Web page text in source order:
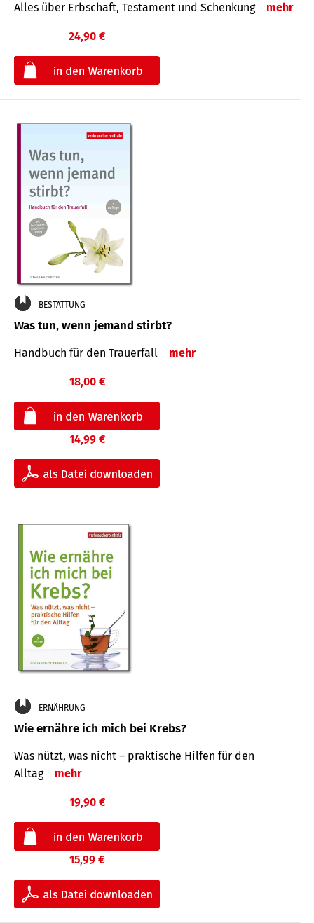
Alles über Erbschaft, Testament und Schenkung mehr
24,90 €
BESTATTUNG
Was tun, wenn jemand stirbt?
Handbuch für den Trauerfall mehr
18,00 €
14,99 €
ERNÄHRUNG
Wie ernähre ich mich bei Krebs?
Was nützt, was nicht – praktische Hilfen für den
Alltag
mehr
19,90 €
15,99 €